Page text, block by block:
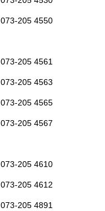
073-205 4550
073-205 4561
073-205 4563
073-205 4565
073-205 4567
073-205 4610
073-205 4612
073-205 4891